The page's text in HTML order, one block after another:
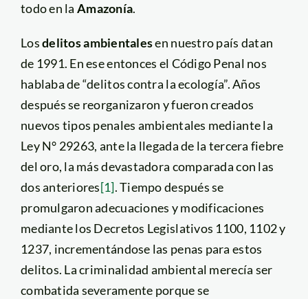
todo en la Amazonía.
Losdelitos ambientalesen nuestro país datan
de 1991. En ese entonces el Código Penal nos
hablaba de “delitos contra la ecología”. Años
después se reorganizaron y fueron creados
nuevos tipos penales ambientales mediante la
Ley N° 29263, ante la llegada de la tercera fiebre
del oro, la más devastadora comparada con las
dos anteriores[1]. Tiempo después se
promulgaron adecuaciones y modificaciones
mediante los Decretos Legislativos 1100, 1102 y
1237, incrementándose las penas para estos
delitos. La criminalidad ambiental merecía ser
combatida severamente porque se